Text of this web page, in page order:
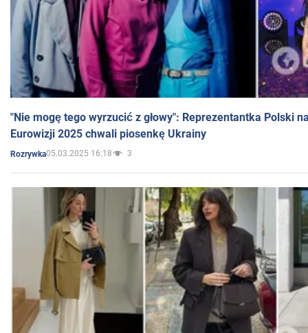
"Nie mogę tego wyrzucić z głowy": Reprezentantka Polski
Eurowizji 2025 chwali piosenkę Ukrainy
Rozrywka05.03.2025 16:18 3